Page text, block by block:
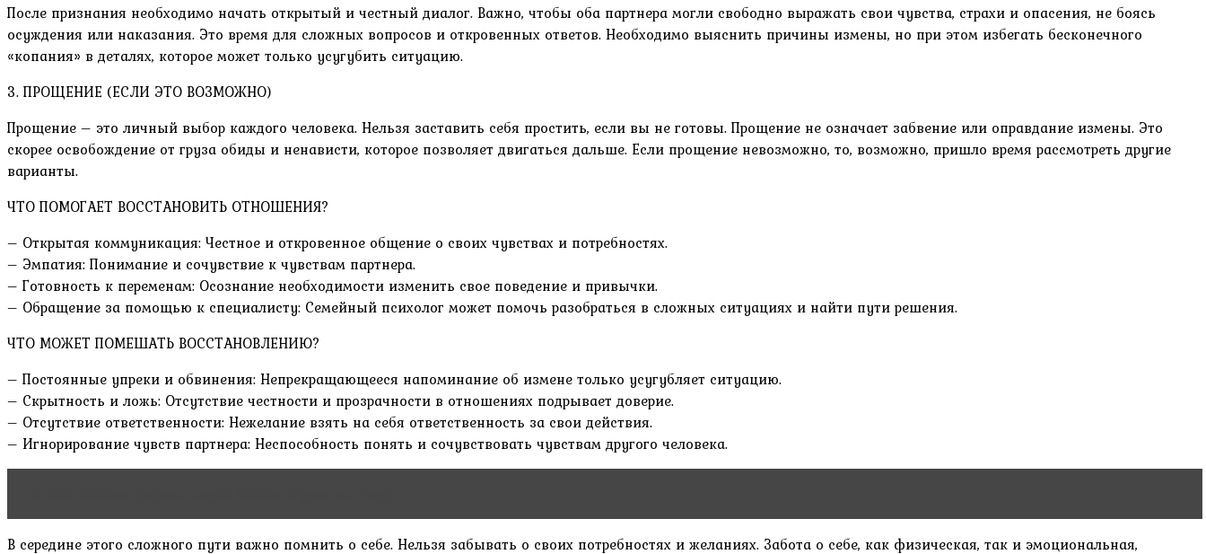
После признания необходимо начать открытый и честный диалог. Важно, чтобы оба партнера могли свободно выражать свои чувства, страхи и опасения, не боясь
осуждения или наказания. Это время для сложных вопросов и откровенных ответов. Необходимо выяснить причины измены, но при этом избегать бесконечного
«копания» в деталях, которое может только усугубить ситуацию.
3. ПРОЩЕНИЕ (ЕСЛИ ЭТО ВОЗМОЖНО)
Прощение – это личный выбор каждого человека. Нельзя заставить себя простить, если вы не готовы. Прощение не означает забвение или оправдание измены. Это
скорее освобождение от груза обиды и ненависти, которое позволяет двигаться дальше. Если прощение невозможно, то, возможно, пришло время рассмотреть другие
варианты.
ЧТО ПОМОГАЕТ ВОССТАНОВИТЬ ОТНОШЕНИЯ?
– Открытая коммуникация: Честное и откровенное общение о своих чувствах и потребностях.
– Эмпатия: Понимание и сочувствие к чувствам партнера.
– Готовность к переменам: Осознание необходимости изменить свое поведение и привычки.
– Обращение за помощью к специалисту: Семейный психолог может помочь разобраться в сложных ситуациях и найти пути решения.
ЧТО МОЖЕТ ПОМЕШАТЬ ВОССТАНОВЛЕНИЮ?
– Постоянные упреки и обвинения: Непрекращающееся напоминание об измене только усугубляет ситуацию.
– Скрытность и ложь: Отсутствие честности и прозрачности в отношениях подрывает доверие.
– Отсутствие ответственности: Нежелание взять на себя ответственность за свои действия.
– Игнорирование чувств партнера: Неспособность понять и сочувствовать чувствам другого человека.
В середине этого сложного пути важно помнить о себе. Нельзя забывать о своих потребностях и желаниях. Забота о себе, как физическая, так и эмоциональная,